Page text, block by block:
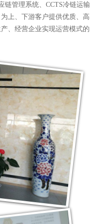
链管理系统、CCTS冷链运输
为上、下游客户提供优质、高
、经营企业实现运营模式的